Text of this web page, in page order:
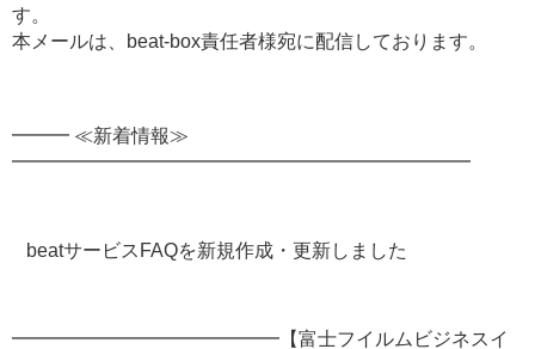
す。
本メールは、beat-box責任者様宛に配信しております。
━━━ ≪新着情報≫
━━━━━━━━━━━━━━━━━━━━━━━━
beatサービスFAQを新規作成・更新しました
━━━━━━━━━━━━━━【富士フイルムビジネスイ